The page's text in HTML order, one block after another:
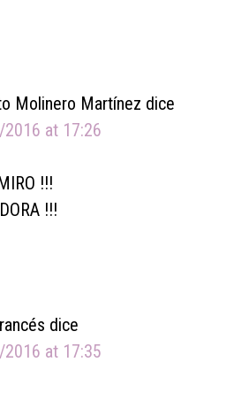
Molinero Martínez dice
at 17:26
!!!
!!!
dice
at 17:35